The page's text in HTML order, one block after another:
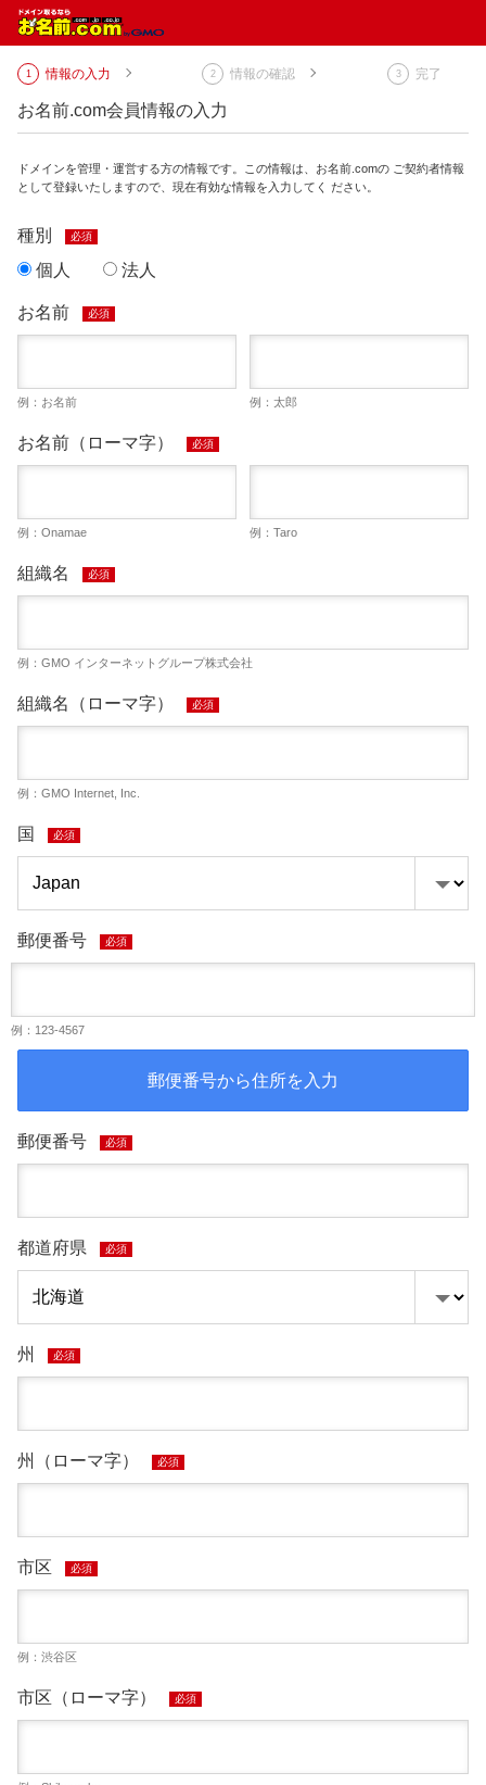
情報の入力 情報の確認 完了
お名前.com会員情報の入力
ドメインを管理・運営する方の情報です。この情報は、お名前.comの ご契約者情報
として登録いたしますので、現在有効な情報を入力してく ださい。
種別 必須
個人 法人
お名前 必須
例：お名前 例：太郎
お名前（ローマ字） 必須
例：Onamae 例：Taro
組織名 必須
例：GMO インターネットグループ株式会社
組織名（ローマ字） 必須
例：GMO Internet, Inc.
国 必須
郵便番号 必須
例：123-4567
郵便番号から住所を入力
郵便番号 必須
都道府県 必須
州 必須
州（ローマ字） 必須
市区 必須
例：渋谷区
市区（ローマ字） 必須